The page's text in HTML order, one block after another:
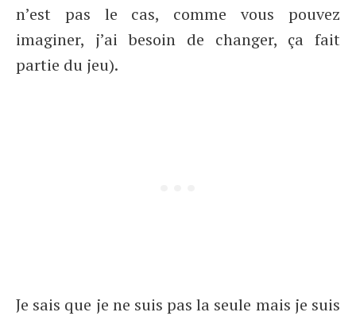
n’est pas le cas, comme vous pouvez
imaginer, j’ai besoin de changer, ça fait
partie du jeu).
Je sais que je ne suis pas la seule mais je suis